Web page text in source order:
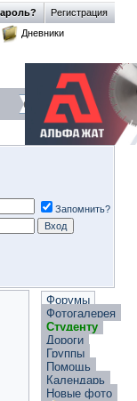
Регистрация
Дневники
Запомнить?
Форумы
Фотогалерея
Студенту
Дороги
Группы
Помощь
Календарь
Новые фото